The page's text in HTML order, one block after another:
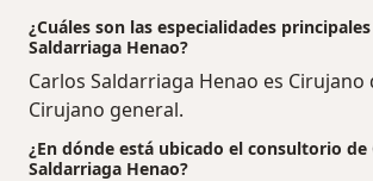
¿Cuáles son las especialidades
Saldarriaga Henao?
Carlos Saldarriaga Henao es Cirujano
Cirujano general.
¿En dónde está ubicado el consultorio de
Saldarriaga Henao?